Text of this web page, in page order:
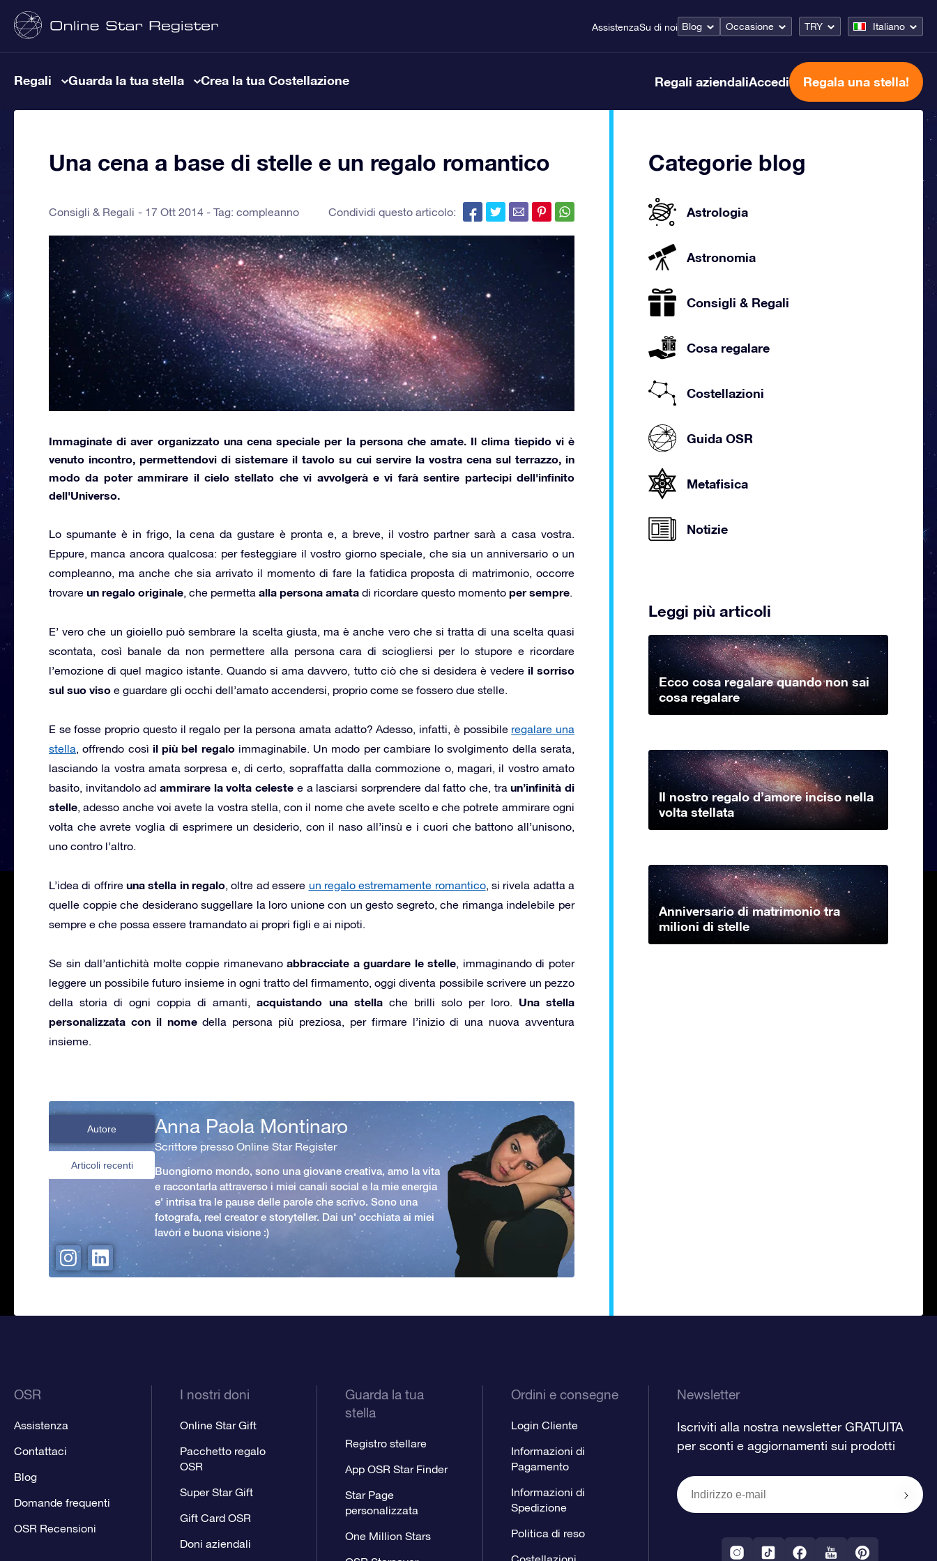
AssistenzaSu di noi Blog Occasione TRY Italiano
Regali Guarda la tua stella Crea la tua Costellazione Regali aziendaliAccedi Regala una stella!
Una cena a base di stelle e un regalo romantico
Consigli & Regali 17 Ott 2014 - Tag: compleanno Condividi questo articolo:
Immaginate di aver organizzato una cena speciale per la persona che amate. Il clima tiepido vi è
venuto incontro, permettendovi di sistemare il tavolo su cui servire la vostra cena sul terrazzo, in
modo da poterammirare il cielo stellato che vi avvolgerà e vi farà sentire partecipi dell'infinito
dell'Universo.
Lo spumante è in frigo, la cena da gustare è pronta e, a breve, il vostro partner sarà a casa vostra.
Eppure, manca ancora qualcosa: per festeggiare il vostro giorno speciale, che sia un anniversario o un
compleanno, ma anche che sia arrivato il momento di fare la fatidica proposta di matrimonio, occorre
trovare un regalo originale, che permetta alla persona amata di ricordare questo momento per sempre.
E’ vero che un gioiello può sembrare la scelta giusta, ma è anche vero che si tratta di una scelta quasi
scontata, così banale da non permettere alla persona cara di sciogliersi per lo stupore e ricordare
l’emozione di quel magico istante. Quando si ama davvero, tutto ciò che si desidera è vedere il sorriso
sul suo viso e guardare gli occhi dell’amato accendersi, proprio come se fossero due stelle.
E se fosse proprio questo il regalo per la persona amata adatto? Adesso, infatti, è possibile regalare una
stella, offrendo così il più bel regaloimmaginabile. Un modo per cambiare lo svolgimento della serata,
lasciando la vostra amata sorpresa e, di certo, sopraffatta dalla commozione o, magari, il vostro amato
basito, invitandolo adammirare la volta celeste e a lasciarsi sorprendere dal fatto che, traun’infinità di
stelle, adesso anche voi avete la vostra stella, con il nome che avete scelto e che potrete ammirare ogni
volta che avrete voglia di esprimere un desiderio, con il naso all’insù e i cuori che battono all’unisono,
uno contro l’altro.
L’idea di offrireuna stella in regalo, oltre ad essere un regalo estremamente romantico, si rivela adatta a
quelle coppie che desiderano suggellare la loro unione con un gesto segreto, che rimanga indelebile per
sempre e che possa essere tramandato ai propri figli e ai nipoti.
Se sin dall’antichità molte coppie rimanevanoabbracciate a guardare le stelle, immaginando di poter
leggere un possibile futuro insieme in ogni tratto del firmamento, oggi diventa possibile scrivere un pezzo
della storia di ogni coppia di amanti,acquistando una stellache brilli solo per loro. Una stella
personalizzata con il nomedella persona più preziosa, per firmare l’inizio di una nuova avventura
insieme.
Autore
Articoli recenti
Anna Paola Montinaro
Scrittore presso Online Star Register
Buongiorno mondo, sono una giovane creativa, amo la vita
e raccontarla attraverso i miei canali social e la mie energia
e' intrisa tra le pause delle parole che scrivo. Sono una
fotografa, reel creator e storyteller. Dai un' occhiata ai miei
lavori e buona visione :)
Categorie blog
Astrologia
Astronomia
Consigli & Regali
Cosa regalare
Costellazioni
Guida OSR
Metafisica
Notizie
Leggi più articoli
Ecco cosa regalare quando non sai
cosa regalare
Il nostro regalo d’amore inciso nella
volta stellata
Anniversario di matrimonio tra
milioni di stelle
OSR
Assistenza
Contattaci
Blog
Domande frequenti
OSR Recensioni
I nostri doni
Online Star Gift
Pacchetto regalo
OSR
Super Star Gift
Gift Card OSR
Doni aziendali
Guarda la tua
stella
Registro stellare
App OSR Star Finder
Star Page
personalizzata
One Million Stars
Ordini e consegne
Login Cliente
Informazioni di
Pagamento
Informazioni di
Spedizione
Politica di reso
Newsletter
Iscriviti alla nostra newsletter GRATUITA
per sconti e aggiornamenti sui prodotti